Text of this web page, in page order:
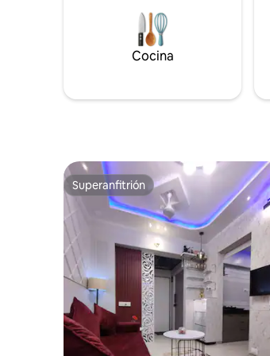
tarifa adicional). ¡RESERVA para relajarte
en un ambiente tranquilo, para una
reunión o para organizar la mejor parte
de la historia!Cocina
Superanfitrión
Superanfitrión